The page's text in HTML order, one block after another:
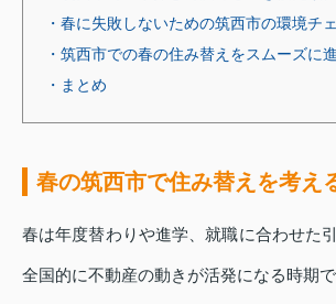
・春に失敗しないための筑西市の環境チ
・筑西市での春の住み替えをスムーズに
・まとめ
春の筑西市で住み替えを考え
春は年度替わりや進学、就職に合わせた
全国的に不動産の動きが活発になる時期で